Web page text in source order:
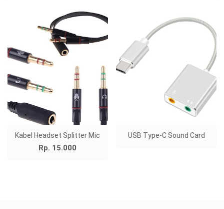
Kabel Headset Splitter Mic
Rp. 15.000
USB Type-C Sound Card